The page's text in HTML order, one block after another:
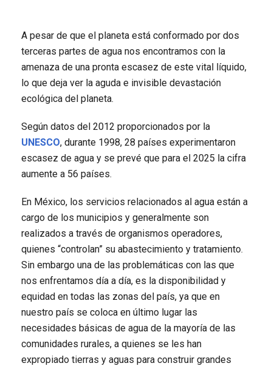
A pesar de que el planeta está conformado por dos
terceras partes de agua nos encontramos con la
amenaza de una pronta escasez de este vital líquido,
lo que deja ver la aguda e invisible devastación
ecológica del planeta.
Según datos del 2012 proporcionados por la
UNESCO, durante 1998, 28 países experimentaron
escasez de agua y se prevé que para el 2025 la cifra
aumente a 56 países.
En México, los servicios relacionados al agua están a
cargo de los municipios y generalmente son
realizados a través de organismos operadores,
quienes “controlan” su abastecimiento y tratamiento.
Sin embargo una de las problemáticas con las que
nos enfrentamos día a día, es la disponibilidad y
equidad en todas las zonas del país, ya que en
nuestro país se coloca en último lugar las
necesidades básicas de agua de la mayoría de las
comunidades rurales, a quienes se les han
expropiado tierras y aguas para construir grandes